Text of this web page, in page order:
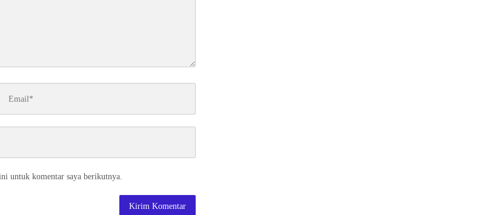
untuk komentar saya berikutnya.